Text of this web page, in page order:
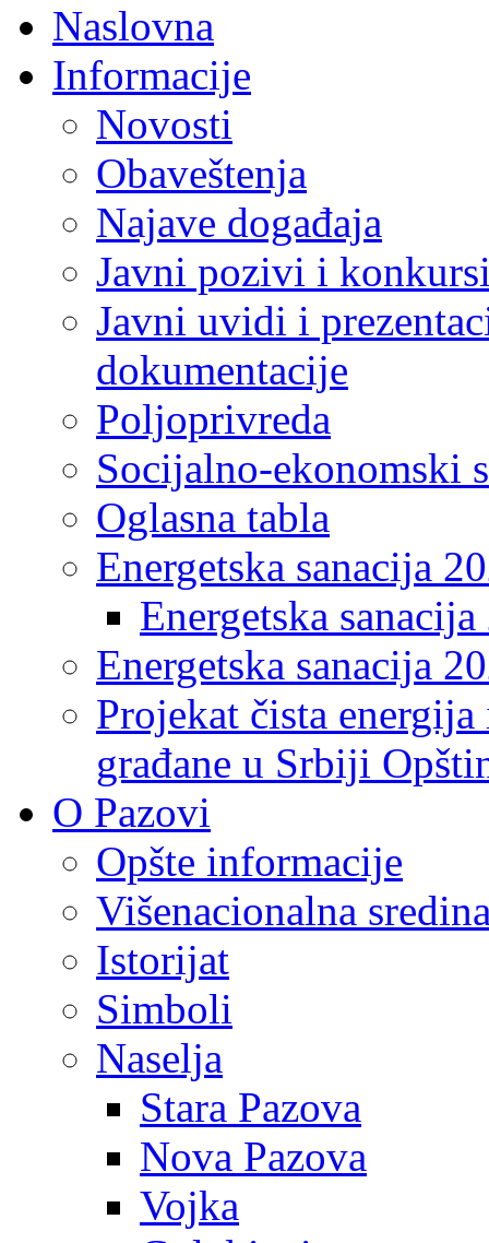
Naslovna
Informacije
Novosti
Obaveštenja
Najave događaja
Javni pozivi i
Javni uvidi i
dokumentacije
Poljoprivreda
Socijalno-ekonomski
Oglasna tabla
Energetska sanacija
Energetska
Energetska sanacija
Projekat čista
građane u Srbiji
O Pazovi
Opšte informacije
Višenacionalna
Istorijat
Simboli
Naselja
Stara Pazova
Nova Pazova
Vojka